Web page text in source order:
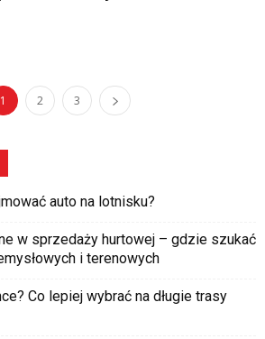
1 2 3
auto na lotnisku?
w sprzedaży hurtowej – gdzie szukać
i terenowych
Co lepiej wybrać na długie trasy